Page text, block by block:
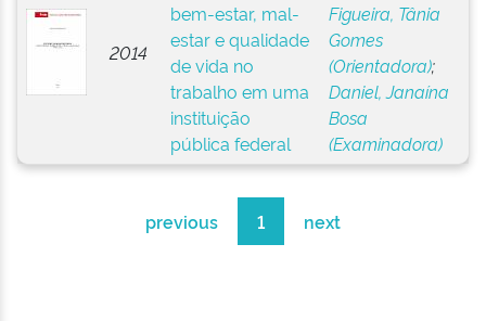
2014
bem-estar, mal-
estar e qualidade
de vida no
trabalho em uma
instituição
pública federal
Figueira, Tânia
Gomes
(Orientadora);
Daniel, Janaína
Bosa
(Examinadora)
previous 1 next